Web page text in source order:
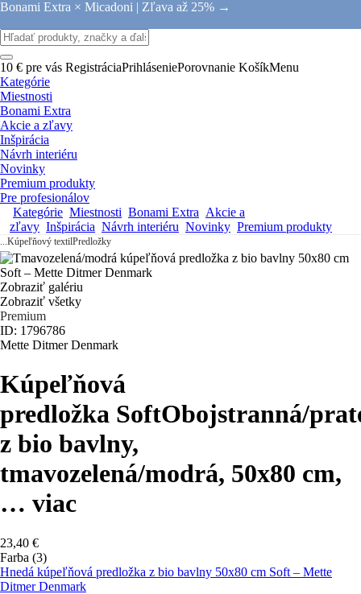
Bonami Extra × Micadoni | Zľava až 25% →
10 € pre vás RegistráciaPrihláseniePorovnanie KošíkMenu
Kategórie
Miestnosti
Bonami Extra
Akcie a zľavy
Inšpirácia
Návrh interiéru
Novinky
Premium produkty
Pre profesionálov
Kategórie Miestnosti Bonami Extra Akcie a
zľavy Inšpirácia Návrh interiéru Novinky Premium produkty
...Kúpeľňový textilPredložky
Zobraziť galériu
Zobraziť všetky
Premium
ID: 1796786
Mette Ditmer Denmark
Kúpeľňová
predložka SoftObojstranná/
z bio bavlny,
tmavozelená/modrá, 50x80 cm,
… viac
23,40 €
Farba (3)
Hnedá kúpeľňová predložka z bio bavlny 50x80 cm Soft – Mette
Ditmer Denmark